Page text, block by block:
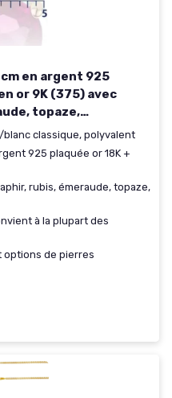
en argent 925
or 9K (375) avec
topaze,
blanc classique, polyvalent
925 plaquée or 18K +
rubis, émeraude, topaze,
à la plupart des
options de pierres